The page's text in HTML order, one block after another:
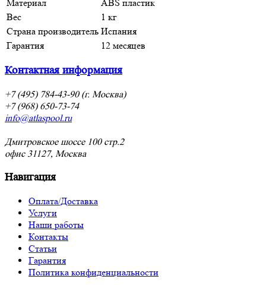
Материал
ABS пластик
Вес
1 кг
Страна производитель Испания
Гарантия
12 месяцев
Контактная информация
+7 (495) 784-43-90 (г. Москва)
+7 (968) 650-73-74
info@atlaspool.ru
Дмитровское шоссе 100 стр.2
офис 31127, Москва
Навигация
Оплата/Доставка
Услуги
Наши работы
Контакты
Статьи
Гарантия
Политика конфиденциальности